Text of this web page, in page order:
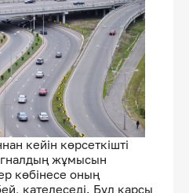
кейін көрсеткішті
жұмысын
көбінесе оның
қателеседі. Бұл қарсы